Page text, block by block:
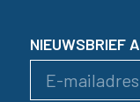
NIEUWSBRIEF